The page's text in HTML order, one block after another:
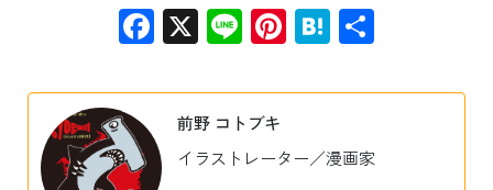
Facebook
X LinePinterest
Hatena
前野 コトブキ
イラストレーター／漫画家